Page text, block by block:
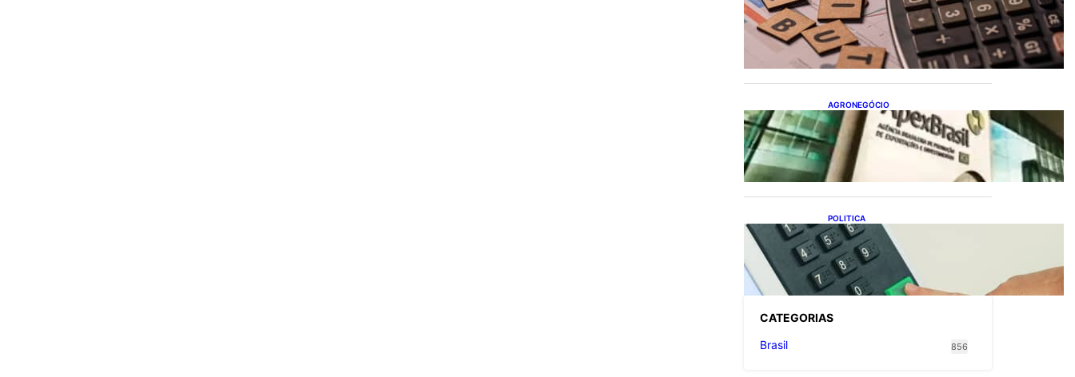
Após pedido de entidades
empresariais, Receita
flexibiliza regras da
Reforma Tributária
AGRONEGÓCIO
Outlook Agro Brasil:
planejamento e inovação
pautam debates sobre
futuro do agronegócio
POLITICA
Viracasacas? Em 2022, 259
municípios votaram mais
em Lula no 1º turno e em
Jair no 2º
CATEGORIAS
Brasil
856